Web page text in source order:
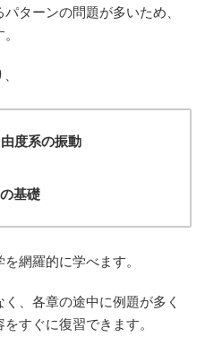
ターンの問題が多いため、
度系の振動
基礎
網羅的に学べます。
、各章の途中に例題が多く
すぐに復習できます。